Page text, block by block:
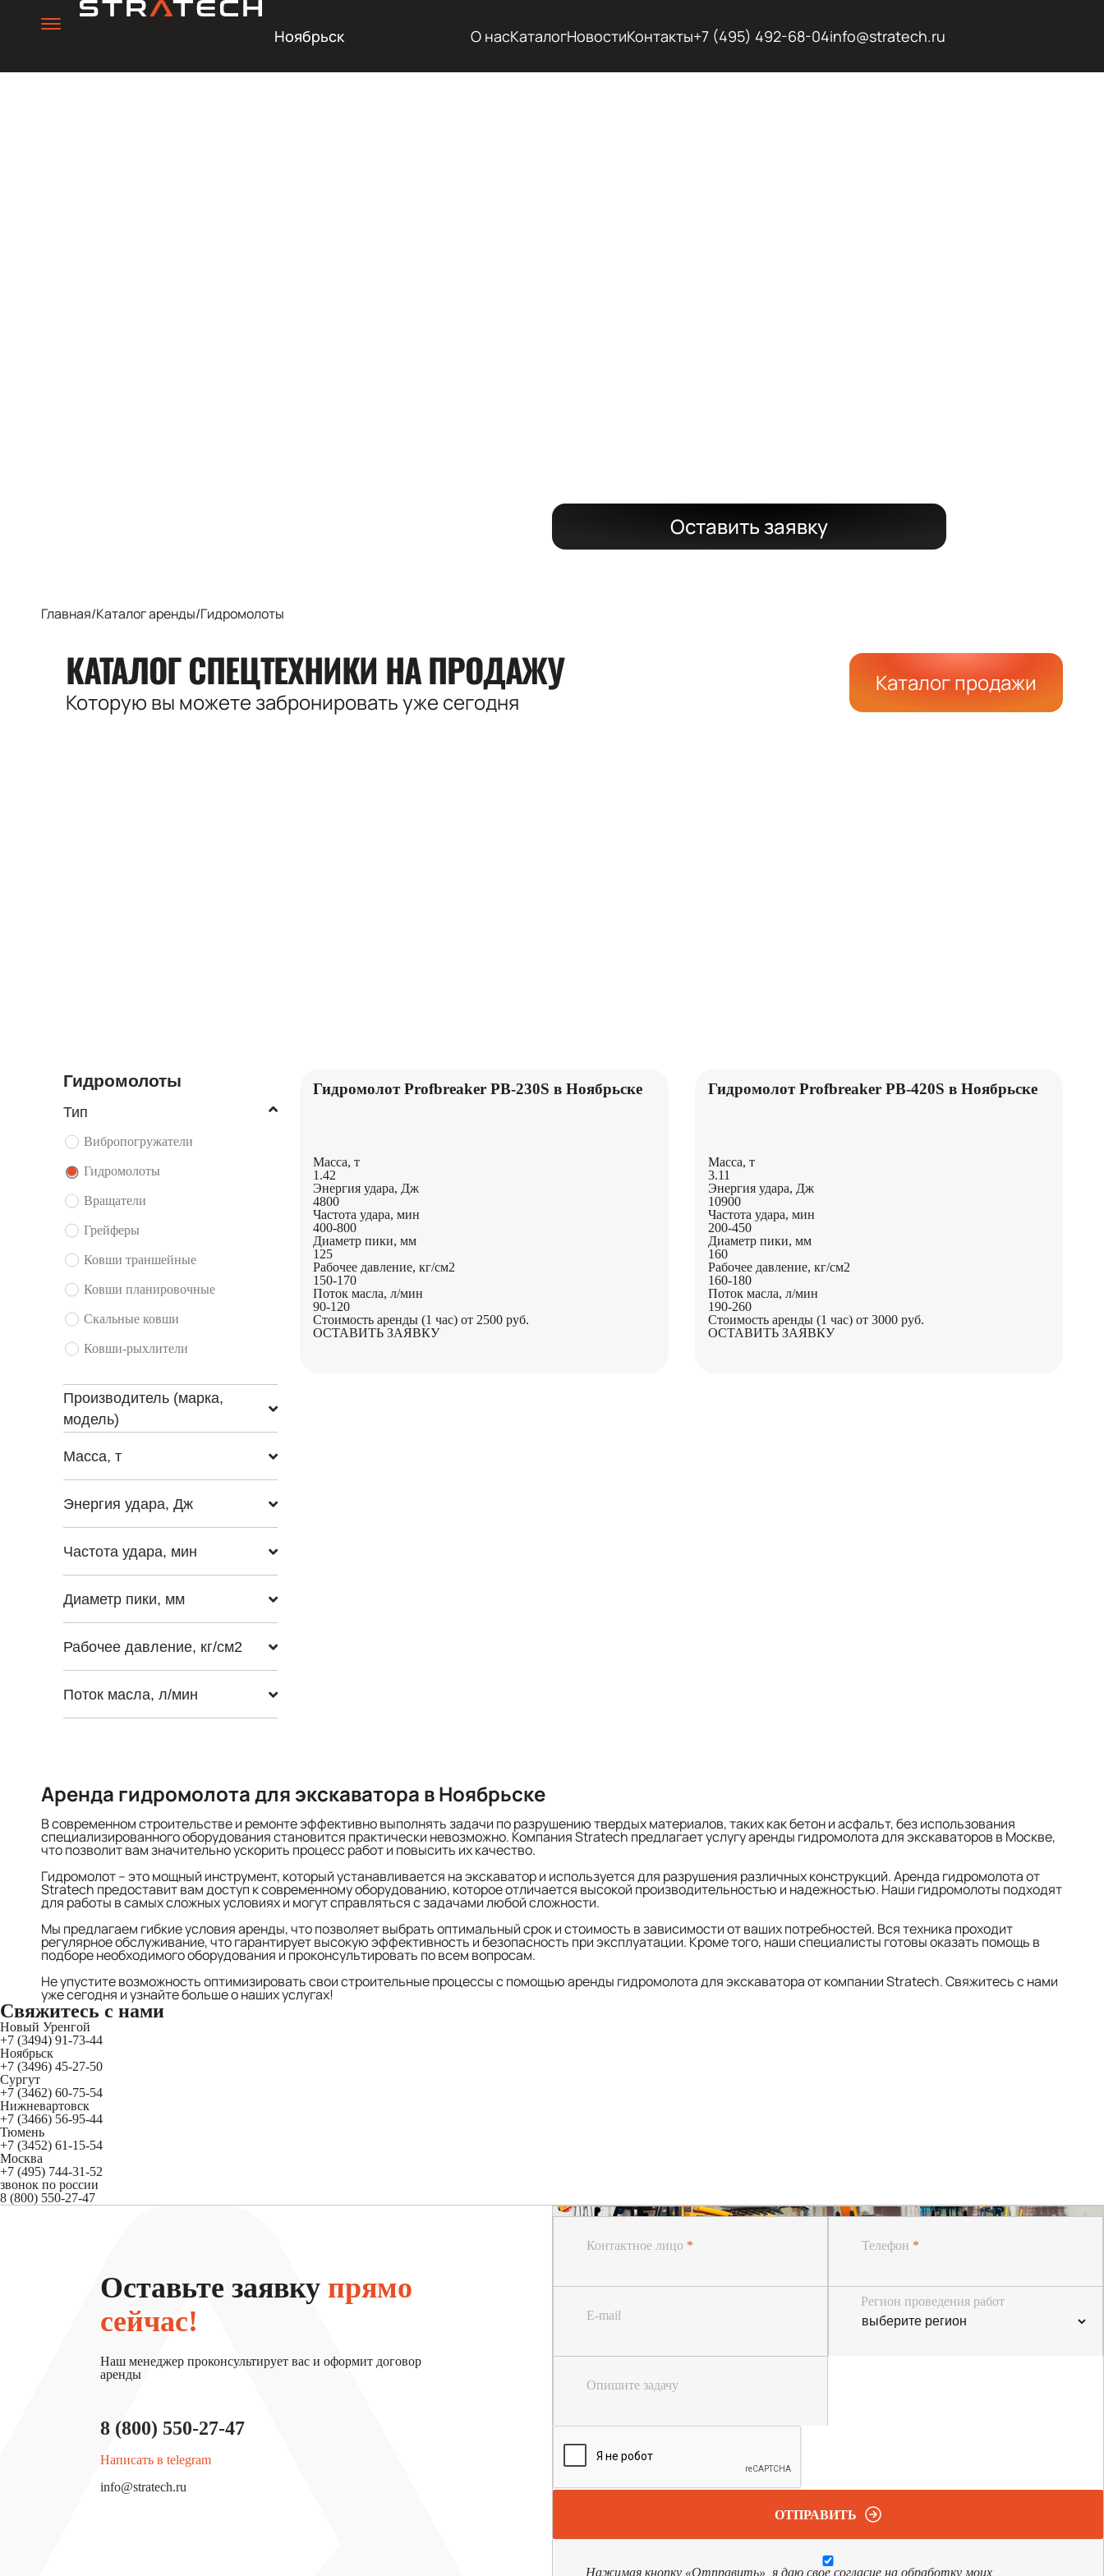
Ноябрьск О насКаталогНовостиКонтакты+7 (495) 492-68-04info@stratech.ru
Оставить заявку
Главная/Каталог аренды/Гидромолоты
КАТАЛОГ СПЕЦТЕХНИКИ НА ПРОДАЖУ
Которую вы можете забронироватьуже сегодня
Каталог продажи
Гидромолоты
Тип
Вибропогружатели
Гидромолоты
Вращатели
Грейферы
Ковши траншейные
Ковши планировочные
Скальные ковши
Ковши-рыхлители
Производитель (марка,
модель)
Масса, т
Энергия удара, Дж
Частота удара, мин
Диаметр пики, мм
Рабочее давление, кг/см2
Поток масла, л/мин
Гидромолот Profbreaker PB-230S в Ноябрьске
Масса, т
1.42
Энергия удара, Дж
4800
Частота удара, мин
400-800
Диаметр пики, мм
125
Рабочее давление, кг/см2
150-170
Поток масла, л/мин
90-120
Стоимость аренды (1 час) от 2500 руб.
ОСТАВИТЬ ЗАЯВКУ
Гидромолот Profbreaker PB-420S в Ноябрьске
Масса, т
3.11
Энергия удара, Дж
10900
Частота удара, мин
200-450
Диаметр пики, мм
160
Рабочее давление, кг/см2
160-180
Поток масла, л/мин
190-260
Стоимость аренды (1 час) от 3000 руб.
ОСТАВИТЬ ЗАЯВКУ
Аренда гидромолота для экскаватора в Ноябрьске
В современном строительстве и ремонте эффективно выполнять задачи по разрушению твердых материалов, таких как бетон и асфальт, без использования
специализированного оборудования становится практически невозможно. Компания Stratech предлагает услугу аренды гидромолота для экскаваторов в Москве,
что позволит вам значительно ускорить процесс работ и повысить их качество.
Гидромолот – это мощный инструмент, который устанавливается на экскаватор и используется для разрушения различных конструкций. Аренда гидромолота от
Stratech предоставит вам доступ к современному оборудованию, которое отличается высокой производительностью и надежностью. Наши гидромолоты подходят
для работы в самых сложных условиях и могут справляться с задачами любой сложности.
Мы предлагаем гибкие условия аренды, что позволяет выбрать оптимальный срок и стоимость в зависимости от ваших потребностей. Вся техника проходит
регулярное обслуживание, что гарантирует высокую эффективность и безопасность при эксплуатации. Кроме того, наши специалисты готовы оказать помощь в
подборе необходимого оборудования и проконсультировать по всем вопросам.
Не упустите возможность оптимизировать свои строительные процессы с помощью аренды гидромолота для экскаватора от компании Stratech. Свяжитесь с нами
уже сегодня и узнайте больше о наших услугах!
Свяжитесь с нами
Новый Уренгой
+7 (3494) 91-73-44
Ноябрьск
+7 (3496) 45-27-50
Сургут
+7 (3462) 60-75-54
Нижневартовск
+7 (3466) 56-95-44
Тюмень
+7 (3452) 61-15-54
Москва
+7 (495) 744-31-52
звонок по россии
8 (800) 550-27-47
Оставьте заявку прямо
сейчас!
Наш менеджер проконсультирует вас и оформит договор
аренды
8 (800) 550-27-47
Написать в telegram
info@stratech.ru
Контактное лицо * Телефон *
E-mail
Регион проведения работ
Опишите задачу
ОТПРАВИТЬ
Нажимая кнопку «Отправить», я даю свое согласие на обработку моих